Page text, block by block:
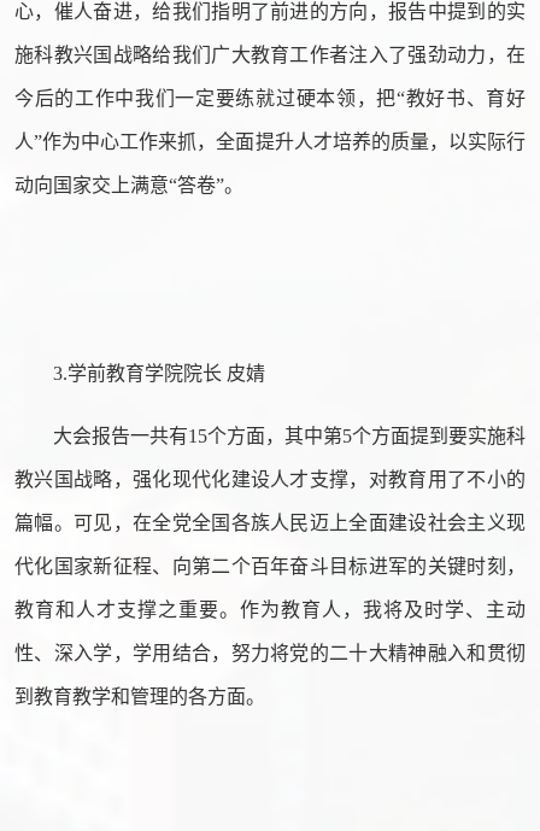
心，催人奋进，给我们指明了前进的方向，报告中提到的实
施科教兴国战略给我们广大教育工作者注入了强劲动力，在
今后的工作中我们一定要练就过硬本领，把“教好书、育好
人”作为中心工作来抓，全面提升人才培养的质量，以实际行
动向国家交上满意“答卷”。
3.学前教育学院院长 皮婧
大会报告一共有15个方面，其中第5个方面提到要实施科
教兴国战略，强化现代化建设人才支撑，对教育用了不小的
篇幅。可见，在全党全国各族人民迈上全面建设社会主义现
代化国家新征程、向第二个百年奋斗目标进军的关键时刻，
教育和人才支撑之重要。作为教育人，我将及时学、主动
性、深入学，学用结合，努力将党的二十大精神融入和贯彻
到教育教学和管理的各方面。